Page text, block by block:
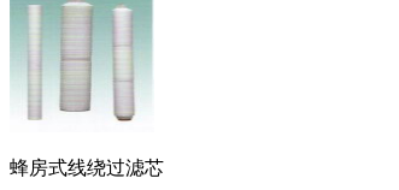
蜂房式线绕过滤芯